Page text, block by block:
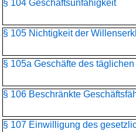
§ 104 Geschäftsunfähigkeit
§ 105 Nichtigkeit der
§ 105a Geschäfte des
§ 106 Beschränkte
§ 107 Einwilligung des